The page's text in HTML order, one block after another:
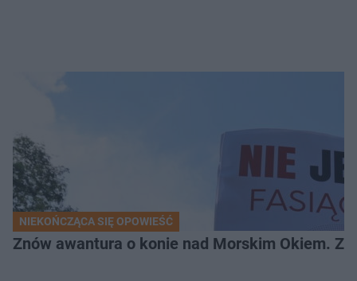
NIEKOŃCZĄCA SIĘ OPOWIEŚĆ
Znów awantura o konie nad Morskim Okiem.